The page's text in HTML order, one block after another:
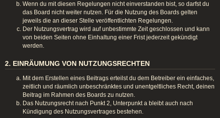
Wenn du mit diesen Regelungen nicht einverstanden bist, so darfst du
das Board nicht weiter nutzen. Für die Nutzung des Boards gelten
jeweils die an dieser Stelle veröffentlichten Regelungen.
Der Nutzungsvertrag wird auf unbestimmte Zeit geschlossen und kann
von beiden Seiten ohne Einhaltung einer Frist jederzeit gekündigt
werden.
2. EINRÄUMUNG VON NUTZUNGSRECHTEN
Mit dem Erstellen eines Beitrags erteilst du dem Betreiber ein einfaches,
zeitlich und räumlich unbeschränktes und unentgeltliches Recht, deinen
Beitrag im Rahmen des Boards zu nutzen.
Das Nutzungsrecht nach Punkt 2, Unterpunkt a bleibt auch nach
Kündigung des Nutzungsvertrages bestehen.